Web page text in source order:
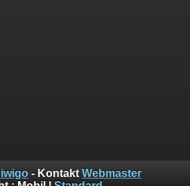
- Kontakt Webmaster